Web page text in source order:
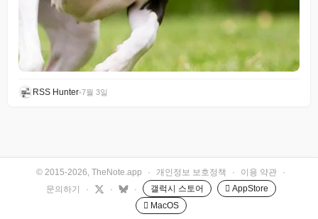
RSS Hunter•7월 3일
© 2015-2026, TheNote.app · 개인정보 보호정책 · 이용 약관
·
문의하기
· · · 갤럭시 스토어
 AppStore
 MacOS